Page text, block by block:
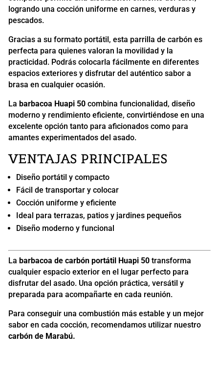
logrando una cocción uniforme en carnes, verduras y
pescados.
Gracias a su formato portátil, esta parrilla de carbón es
perfecta para quienes valoran la movilidad y la
practicidad. Podrás colocarla fácilmente en diferentes
espacios exteriores y disfrutar del auténtico sabor a
brasa en cualquier ocasión.
La barbacoa Huapi 50combina funcionalidad, diseño
moderno y rendimiento eficiente, convirtiéndose en una
excelente opción tanto para aficionados como para
amantes experimentados del asado.
VENTAJAS PRINCIPALES
Diseño portátil y compacto
Fácil de transportar y colocar
Cocción uniforme y eficiente
Ideal para terrazas, patios y jardines pequeños
Diseño moderno y funcional
La barbacoa de carbón portátil Huapi 50transforma
cualquier espacio exterior en el lugar perfecto para
disfrutar del asado. Una opción práctica, versátil y
preparada para acompañarte en cada reunión.
Para conseguir una combustión más estable y un mejor
sabor en cada cocción, recomendamos utilizar nuestro
carbón de Marabú.